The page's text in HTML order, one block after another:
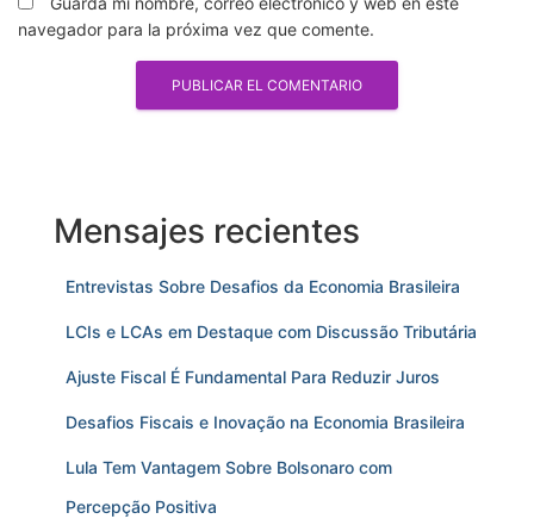
navegador para la próxima vez que comente.
Mensajes recientes
Entrevistas Sobre Desafios da Economia Brasileira
LCIs e LCAs em Destaque com Discussão Tributária
Ajuste Fiscal É Fundamental Para Reduzir Juros
Desafios Fiscais e Inovação na Economia Brasileira
Lula Tem Vantagem Sobre Bolsonaro com
Percepção Positiva